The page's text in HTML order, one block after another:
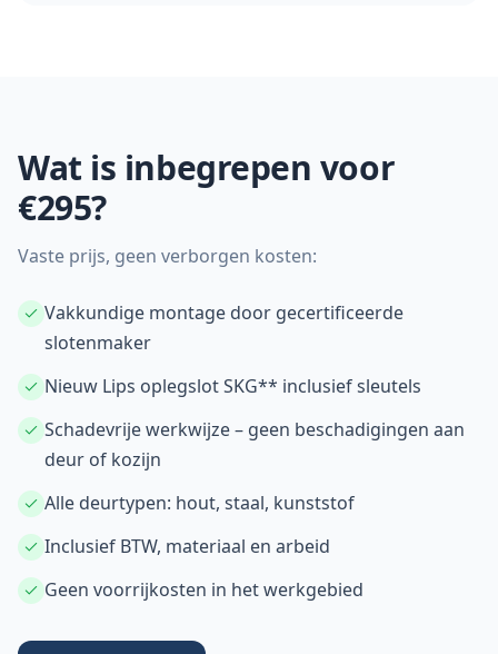
Wat is inbegrepen voor
€295?
Vaste prijs, geen verborgen kosten:
Vakkundige montage door gecertificeerde
slotenmaker
Nieuw Lips oplegslot SKG** inclusief sleutels
Schadevrije werkwijze – geen beschadigingen aan
deur of kozijn
Alle deurtypen: hout, staal, kunststof
Inclusief BTW, materiaal en arbeid
Geen voorrijkosten in het werkgebied